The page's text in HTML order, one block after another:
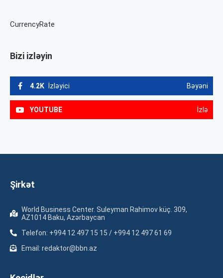
CurrencyRate
Bizi izləyin
4.2K İzləyici Bəyəni
YOUTUBE İzlə
Şirkət
World Business Center. Suleyman Rahimov küç. 309,
AZ1014 Baku, Azərbaycan
Telefon: +994 12 497 15 15 / +994 12 497 61 69
Email: redaktor@bbn.az